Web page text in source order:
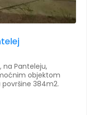
na Panteleju,
objektom
površine 384m2.